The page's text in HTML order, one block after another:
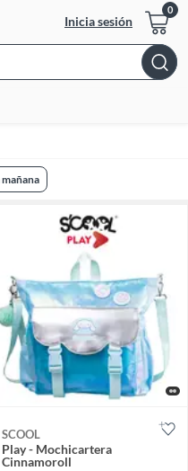
Inicia sesión
SCOOL
Play - Mochicartera
Cinnamoroll